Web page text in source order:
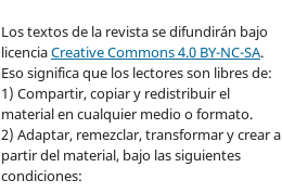
Los textos de la revista se difundirán bajo
licenciaCreative Commons 4.0 BY-NC-SA.
Eso significa que los lectores son libres de:
1) Compartir, copiar y redistribuir el
material en cualquier medio o formato.
2) Adaptar, remezclar, transformar y crear a
partir del material, bajo las siguientes
condiciones: